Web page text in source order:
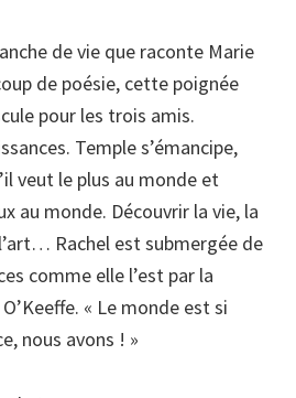
de vie que raconte Marie
de poésie, cette poignée
pour les trois amis.
Temple s’émancipe,
veut le plus au monde et
au monde. Découvrir la vie, la
Rachel est submergée de
comme elle l’est par la
« Le monde est si
nous avons ! »